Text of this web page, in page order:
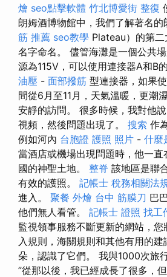
燴 seo點擊軟體 竹北博愛街 整復
朗姆酒博物館中，我們了解著名的
筋 推薦 seo教學 Plateau）的第
名字命名。 儘管海灘是一個公共
源為115V，可以使用連接器A和B
油壓 - 面部撥筋 型連接器，如果
間從6月至11月，天氣溫暖，更潮
安靜的訪問。 很多時候，我對他
視頻，然後問題出現了。 搜索 作
例如河內 台胞證 護照 照片 - 什麼
當酒店或機場出現問題時，他一直
國的神聖土地。 整脊 該地區是聯
有效的護照。 記帳士 稅務相關法
進入。 聚餐 外燴 台中 筋膜刀 巴
他們無人看管。 記帳士 證照 找工
監視領事服務不斷更新的網站，
入規則，海關規則和其他有用的
朵，認識了它們。 我與1000次旅
”從那以後，我已經成長了很多，